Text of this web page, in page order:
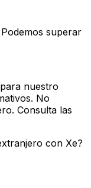
Podemos superar
nuestro
No
Consulta las
con Xe?